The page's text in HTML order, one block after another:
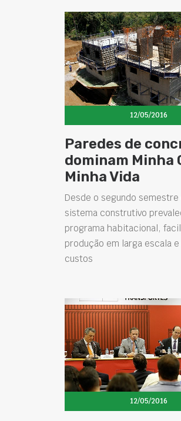
12/05/2016
Paredes de
dominam Minha
Minha Vida
Desde o segundo semestre
sistema construtivo
programa habitacional,
produção em larga escala
custos
12/05/2016